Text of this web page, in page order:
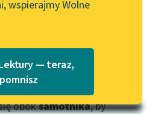
Przypisy
Katalog w formacie PDF
wspierajmy Wolne
— teraz,
oboksamotnika, by